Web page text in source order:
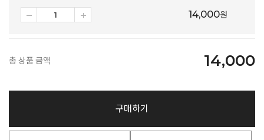
14,000원
총 상품 금액 14,000
구매하기